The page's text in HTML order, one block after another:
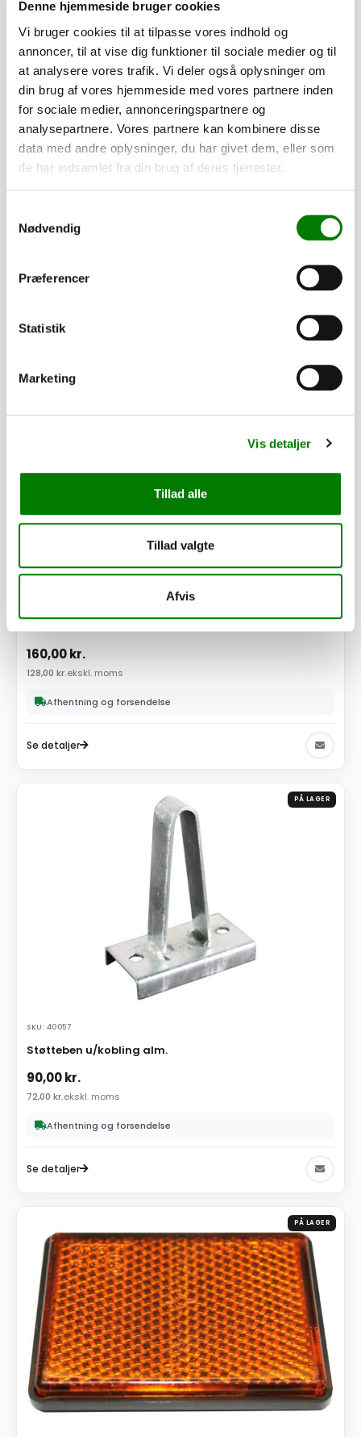
Denne hjemmeside bruger cookies
Vi bruger cookies til at tilpasse vores indhold og
annoncer, til at vise dig funktioner til sociale medier og til
at analysere vores trafik. Vi deler også oplysninger om
din brug af vores hjemmeside med vores partnere inden
for sociale medier, annonceringspartnere og
analysepartnere. Vores partnere kan kombinere disse
data med andre oplysninger, du har givet dem, eller som
de har indsamlet fra din brug af deres tjenester.
Nødvendig
Præferencer
Statistik
Marketing
Vis detaljer
Tillad alle
Tillad valgte
Afvis
32,00kr.
Afhentning og forsendelse
Se detaljer
PÅ LAGER
160,00kr.
128,00 kr.ekskl. moms
Afhentning og forsendelse
Se detaljer
PÅ LAGER
SKU: 40057
Støtteben u/kobling alm.
90,00kr.
72,00 kr.ekskl. moms
Afhentning og forsendelse
Se detaljer
PÅ LAGER